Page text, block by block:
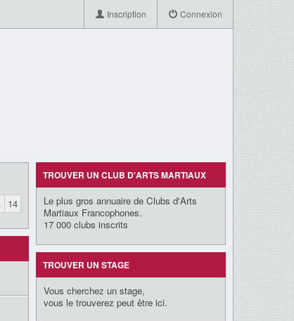
Inscription Connexion
14
TROUVER UN CLUB D'ARTS MARTIAUX
Le plus gros annuaire de Clubs d'Arts
Martiaux Francophones.
17 000 clubs inscrits
TROUVER UN STAGE
Vous cherchez un stage,
vous le trouverez peut être ici.